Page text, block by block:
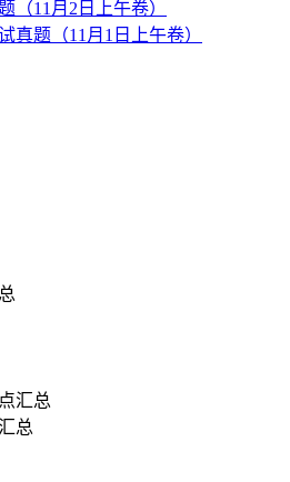
（11月2日上午卷）
真题（11月1日上午卷）
总